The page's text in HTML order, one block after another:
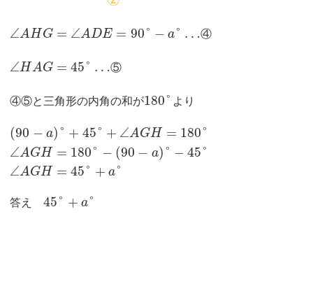
∠A H G = ∠A DE = 90° − a° …④
∠H AG = 45° …⑤
④⑤と三角形の内角の和が180° より
(90 − a) ° + 45° + ∠AGH = 180°
∠AGH = 180° − (90 − a) ° − 45°
∠AGH = 45° + a°
答え45° + a°